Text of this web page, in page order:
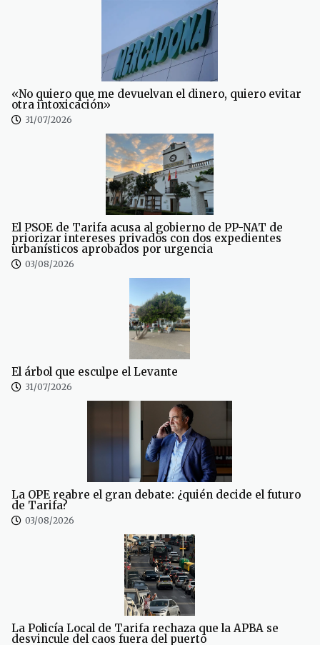
«No quiero que me devuelvan el dinero, quiero evitar
otra intoxicación»
31/07/2026
El PSOE de Tarifa acusa al gobierno de PP-NAT de
priorizar intereses privados con dos expedientes
urbanísticos aprobados por urgencia
03/08/2026
El árbol que esculpe el Levante
31/07/2026
La OPE reabre el gran debate: ¿quién decide el futuro
de Tarifa?
03/08/2026
La Policía Local de Tarifa rechaza que la APBA se
desvincule del caos fuera del puerto